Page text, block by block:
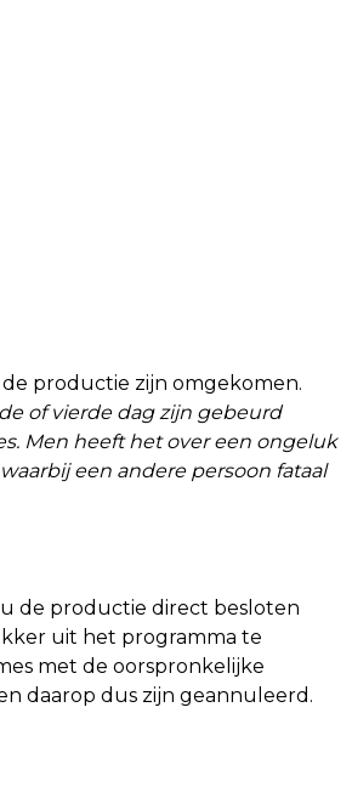
productie zijn omgekomen.
of vierde dag zijn gebeurd
Men heeft het over een ongeluk
een andere persoon fataal
de productie direct besloten
uit het programma te
met de oorspronkelijke
daarop dus zijn geannuleerd.